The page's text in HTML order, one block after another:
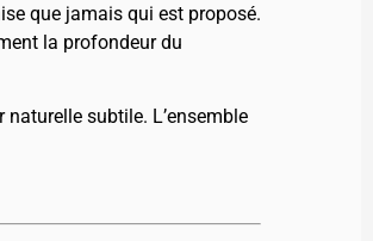
que jamais qui est proposé.
la profondeur du
subtile. L’ensemble